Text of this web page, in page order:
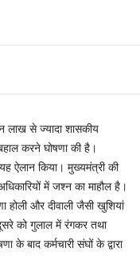
लाख से ज्यादा शासकीय
करने घोषणा की है।
ऐलान किया। मुख्यमंत्री की
में जश्न का माहौल है।
होली और दीवाली जैसी खुशियां
को गुलाल में रंगकर तथा
के बाद कर्मचारी संघों के द्वारा